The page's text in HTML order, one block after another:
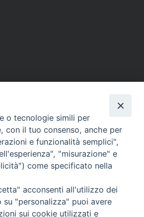
DI ALBANO
06.93268401 - Fax.: 06.9323844
curia@diocesidialbano.it
al Venerdì Ore: 9:00 - 13:00
e Venerdì, Ore 9:30 - 12:30
o tecnologie simili per
con il tuo consenso, anche per
e funzionalità semplici",
"misurazione" e
come specificato nella
acconsenti all'utilizzo dei
su "personalizza" puoi avere
sui cookie utilizzati e